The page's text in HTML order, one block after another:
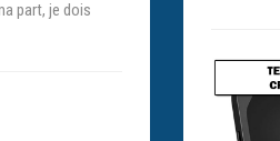
part, je dois